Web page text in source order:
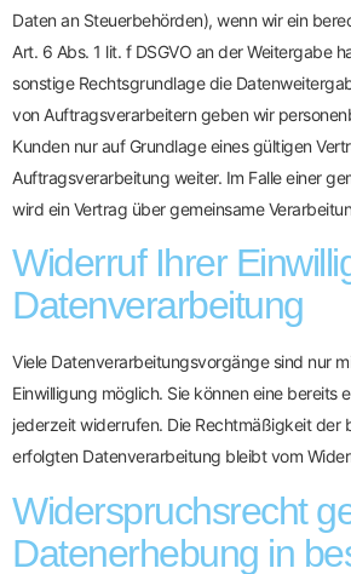
Daten an Steuerbehörden), wenn wir ein
Art. 6 Abs. 1 lit. f DSGVO an der Weitergabe
sonstige Rechtsgrundlage die
von Auftragsverarbeitern geben wir
Kunden nur auf Grundlage eines gültigen
Auftragsverarbeitung weiter. Im Falle einer
wird ein Vertrag über gemeinsame
Widerruf Ihrer
Datenverarbeitung
Viele Datenverarbeitungsvorgänge sind nur
Einwilligung möglich. Sie können eine bereits
jederzeit widerrufen. Die Rechtmäßigkeit der
erfolgten Datenverarbeitung bleibt vom
Widerspruchsrecht
Datenerhebung in